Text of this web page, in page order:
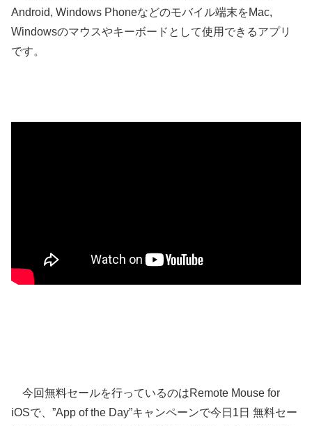
Android, Windows Phoneなどのモバイル端末をMac,
Windowsのマウスやキーボードとして使用できるアプリ
です。
今回無料セールを行っているのはRemote Mouse for
iOSで、”App of the Day”キャンペーンで今日1日 無料セー